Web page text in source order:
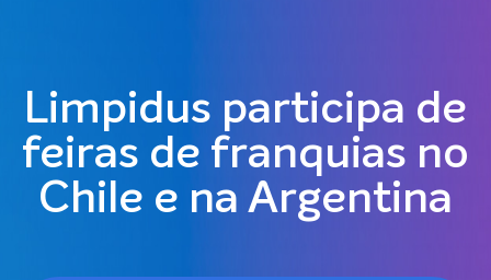
Limpidus participa de
feiras de franquias no
Chile e na Argentina